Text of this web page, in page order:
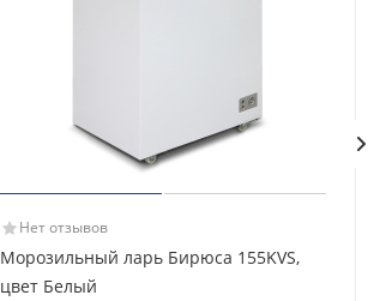
Нет отзывов
Морозильный ларь Бирюса 155KVS,
цвет Белый